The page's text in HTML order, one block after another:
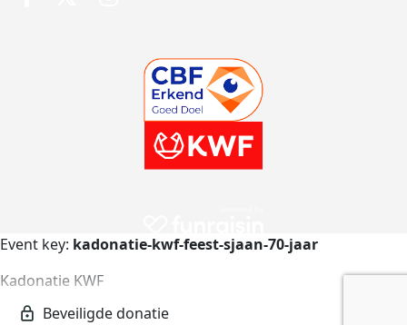
Event key: kadonatie-kwf-feest-sjaan-70-jaar
Kadonatie KWF
kadonatie-kwf-feest-sjaan-70-jaar